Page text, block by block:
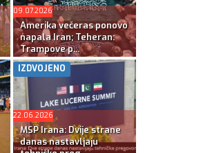
09.07.2026
Amerika večeras ponovo
napala Iran; Teheran:
Trampove p...
IZDVOJENO
22.06.2026
MSP Irana: Dvije strane
danas nastavljaju